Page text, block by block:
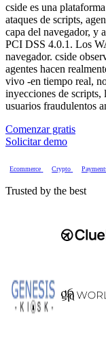
cside es una
ataques de scripts,
capa del navegador, y
PCI DSS 4.0.1. Los
navegador. cside
agentes hacen
vivo -en tiempo real,
inyecciones de scripts,
usuarios fraudulentos
Comenzar gratis
Solicitar demo
Ecommerce Crypto
Trusted by the best